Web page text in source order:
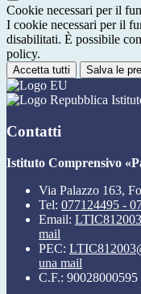
Cookie necessari per il
I cookie necessari per il
disabilitati. È possibile
policy.
Accetta tutti Salva le
Contatti
Istituto Comprensivo
Via Palazzo 163,
Tel: 077124495 -
Email:
mail
PEC:
una mail
C.F.: 90028000595